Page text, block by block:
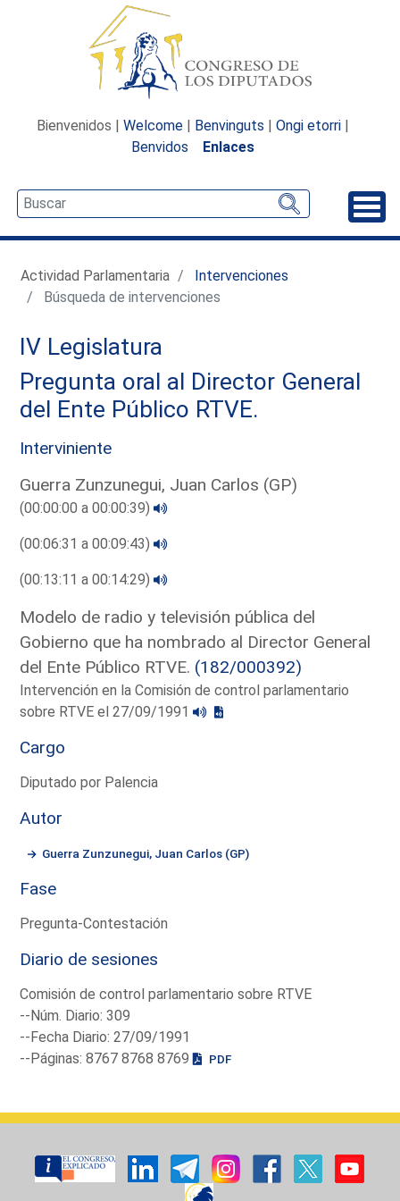
Bienvenidos | Welcome | Benvinguts | Ongi etorri |
Benvidos
Enlaces
Actividad Parlamentaria
Intervenciones
Búsqueda de intervenciones
IV Legislatura
Pregunta oral al Director General
del Ente Público RTVE.
Interviniente
Guerra Zunzunegui, Juan Carlos (GP)
(00:00:00 a 00:00:39)
(00:06:31 a 00:09:43)
(00:13:11 a 00:14:29)
Modelo de radio y televisión pública del
Gobierno que ha nombrado al Director General
del Ente Público RTVE. (182/000392)
Intervención en la Comisión de control parlamentario
sobre RTVE el 27/09/1991
Cargo
Diputado por Palencia
Autor
Guerra Zunzunegui, Juan Carlos (GP)
Fase
Pregunta-Contestación
Diario de sesiones
Comisión de control parlamentario sobre RTVE
--Núm. Diario: 309
--Fecha Diario: 27/09/1991
--Páginas: 8767 8768 8769
PDF